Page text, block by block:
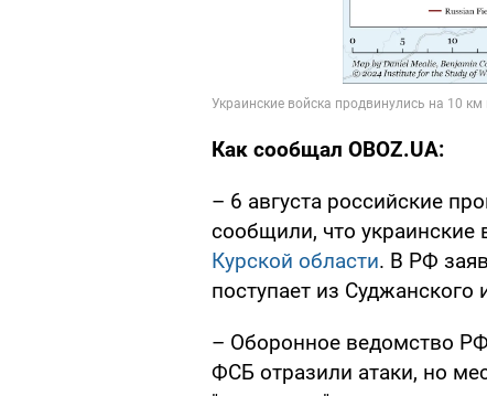
Как сообщал OBOZ.UA:
– 6 августа российские
сообщили, что украинские
Курской области. В РФ
поступает из
– Оборонное ведомство
ФСБ отразили атаки, но